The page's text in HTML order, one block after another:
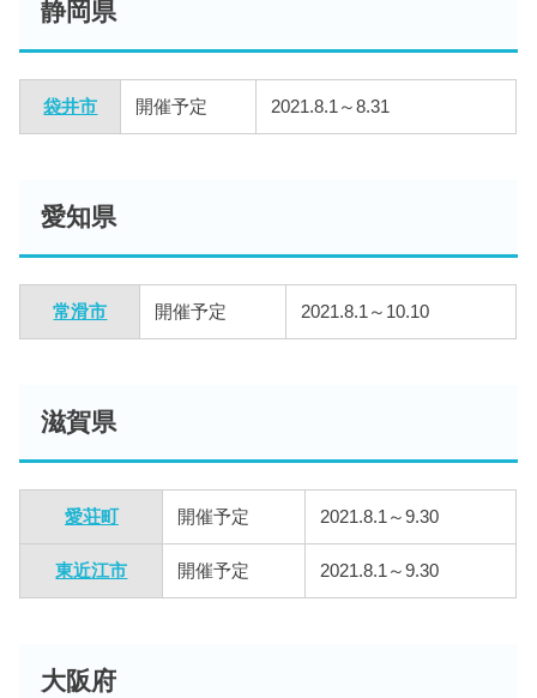
静岡県
袋井市 開催予定 2021.8.1～8.31
愛知県
常滑市 開催予定 2021.8.1～10.10
滋賀県
愛荘町 開催予定 2021.8.1～9.30
東近江市 開催予定 2021.8.1～9.30
大阪府